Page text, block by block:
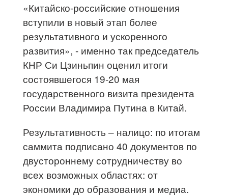
«Китайско-российские отношения
вступили в новый этап более
результативного и ускоренного
развития», - именно так председатель
КНР Си Цзиньпин оценил итоги
состоявшегося 19-20 мая
государственного визита президента
России Владимира Путина в Китай.
Результативность – налицо: по итогам
саммита подписано 40 документов по
двустороннему сотрудничеству во
всех возможных областях: от
экономики до образования и медиа.